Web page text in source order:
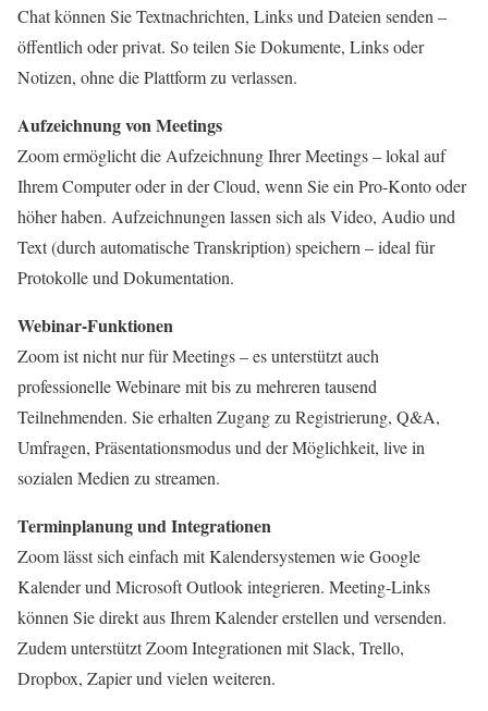
Chat können Sie Textnachrichten, Links und Dateien senden –
öffentlich oder privat. So teilen Sie Dokumente, Links oder
Notizen, ohne die Plattform zu verlassen.
Aufzeichnung von Meetings
Zoom ermöglicht die Aufzeichnung Ihrer Meetings – lokal auf
Ihrem Computer oder in der Cloud, wenn Sie ein Pro-Konto oder
höher haben. Aufzeichnungen lassen sich als Video, Audio und
Text (durch automatische Transkription) speichern – ideal für
Protokolle und Dokumentation.
Webinar-Funktionen
Zoom ist nicht nur für Meetings – es unterstützt auch
professionelle Webinare mit bis zu mehreren tausend
Teilnehmenden. Sie erhalten Zugang zu Registrierung, Q&A,
Umfragen, Präsentationsmodus und der Möglichkeit, live in
sozialen Medien zu streamen.
Terminplanung und Integrationen
Zoom lässt sich einfach mit Kalendersystemen wie Google
Kalender und Microsoft Outlook integrieren. Meeting-Links
können Sie direkt aus Ihrem Kalender erstellen und versenden.
Zudem unterstützt Zoom Integrationen mit Slack, Trello,
Dropbox, Zapier und vielen weiteren.